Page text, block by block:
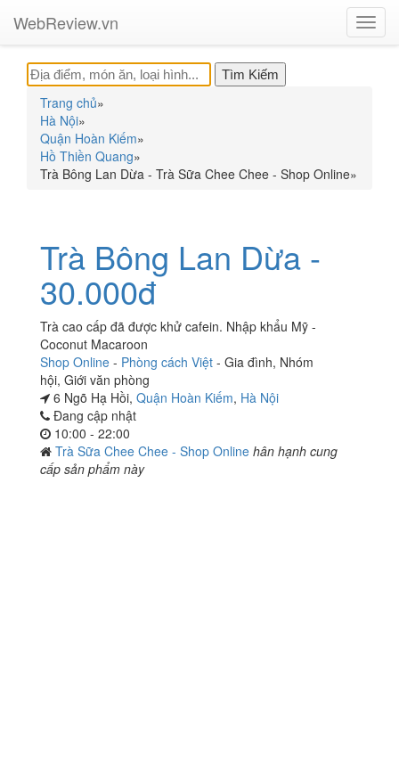
WebReview.vn
Trang chủ»
Hà Nội»
Quận Hoàn Kiếm»
Hồ Thiền Quang»
Trà Bông Lan Dừa - Trà Sữa Chee Chee - Shop Online»
Trà Bông Lan Dừa -
30.000đ
Trà cao cấp đã được khử cafein. Nhập khẩu Mỹ -
Coconut Macaroon
Shop Online - Phòng cách Việt - Gia đình, Nhóm
hội, Giới văn phòng
6 Ngõ Hạ Hồi, Quận Hoàn Kiếm, Hà Nội
Đang cập nhật
10:00 - 22:00
Trà Sữa Chee Chee - Shop Online hân hạnh cung
cấp sản phẩm này